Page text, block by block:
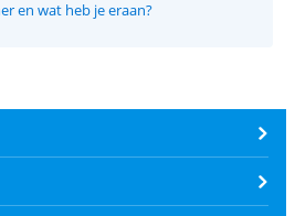
en wat heb je eraan?